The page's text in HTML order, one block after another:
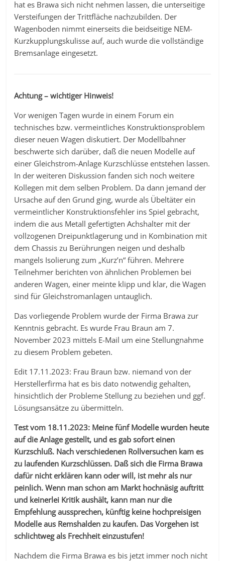
hat es Brawa sich nicht nehmen lassen, die unterseitige
Versteifungen der Trittfläche nachzubilden. Der
Wagenboden nimmt einerseits die beidseitige NEM-
Kurzkupplungskulisse auf, auch wurde die vollständige
Bremsanlage eingesetzt.
Achtung – wichtiger Hinweis!
Vor wenigen Tagen wurde in einem Forum ein
technisches bzw. vermeintliches Konstruktionsproblem
dieser neuen Wagen diskutiert. Der Modellbahner
beschwerte sich darüber, daß die neuen Modelle auf
einer Gleichstrom-Anlage Kurzschlüsse entstehen lassen.
In der weiteren Diskussion fanden sich noch weitere
Kollegen mit dem selben Problem. Da dann jemand der
Ursache auf den Grund ging, wurde als Übeltäter ein
vermeintlicher Konstruktionsfehler ins Spiel gebracht,
indem die aus Metall gefertigten Achshalter mit der
vollzogenen Dreipunktlagerung und in Kombination mit
dem Chassis zu Berührungen neigen und deshalb
mangels Isolierung zum „Kurz’n“ führen. Mehrere
Teilnehmer berichten von ähnlichen Problemen bei
anderen Wagen, einer meinte klipp und klar, die Wagen
sind für Gleichstromanlagen untauglich.
Das vorliegende Problem wurde der Firma Brawa zur
Kenntnis gebracht. Es wurde Frau Braun am 7.
November 2023 mittels E-Mail um eine Stellungnahme
zu diesem Problem gebeten.
Edit 17.11.2023: Frau Braun bzw. niemand von der
Herstellerfirma hat es bis dato notwendig gehalten,
hinsichtlich der Probleme Stellung zu beziehen und ggf.
Lösungsansätze zu übermitteln.
Test vom 18.11.2023: Meine fünf Modelle wurden heute
auf die Anlage gestellt, und es gab sofort einen
Kurzschluß. Nach verschiedenen Rollversuchen kam es
zu laufenden Kurzschlüssen. Daß sich die Firma Brawa
dafür nicht erklären kann oder will, ist mehr als nur
peinlich. Wenn man schon am Markt hochnäsig auftritt
und keinerlei Kritik aushält, kann man nur die
Empfehlung aussprechen, künftig keine hochpreisigen
Modelle aus Remshalden zu kaufen. Das Vorgehen ist
schlichtweg als Frechheit einzustufen!
Nachdem die Firma Brawa es bis jetzt immer noch nicht